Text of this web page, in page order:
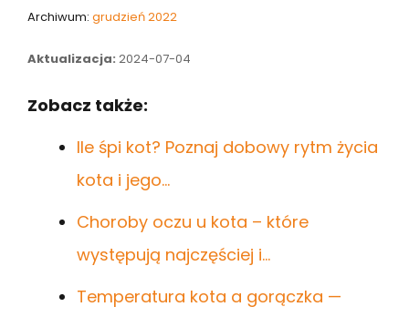
Archiwum: grudzień 2022
Aktualizacja: 2024-07-04
Zobacz także:
Ile śpi kot? Poznaj dobowy rytm życia
kota i jego…
Choroby oczu u kota – które
występują najczęściej i…
Temperatura kota a gorączka —